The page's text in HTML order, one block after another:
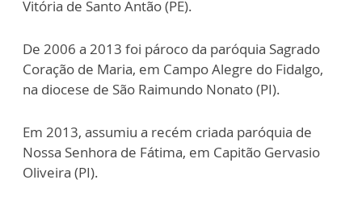
Vitória de Santo Antão (PE).
De 2006 a 2013 foi pároco da paróquia Sagrado
Coração de Maria, em Campo Alegre do Fidalgo,
na diocese de São Raimundo Nonato (PI).
Em 2013, assumiu a recém criada paróquia de
Nossa Senhora de Fátima, em Capitão Gervasio
Oliveira (PI).